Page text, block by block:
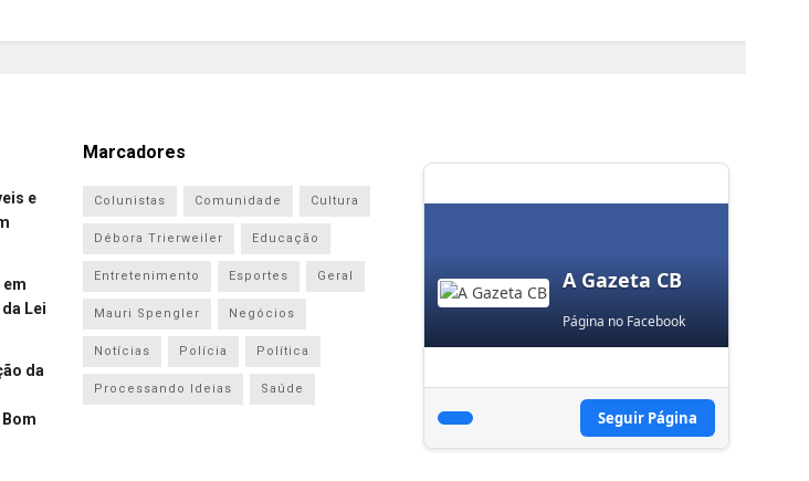
e
Lei
da
Marcadores
Colunistas Comunidade Cultura
Débora Trierweiler Educação
Entretenimento Esportes Geral
Mauri Spengler Negócios
Notícias Polícia Política
Processando Ideias Saúde
A Gazeta CB
Página no Facebook
Seguir Página